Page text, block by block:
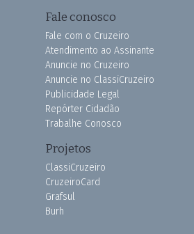
Fale conosco
Fale com o Cruzeiro
Atendimento ao Assinante
Anuncie no Cruzeiro
Anuncie no ClassiCruzeiro
Publicidade Legal
Repórter Cidadão
Trabalhe Conosco
Projetos
ClassiCruzeiro
CruzeiroCard
Grafsul
Burh